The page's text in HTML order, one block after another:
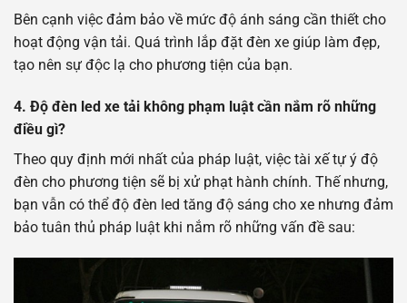
Bên cạnh việc đảm bảo về mức độ ánh sáng cần thiết cho
hoạt động vận tải. Quá trình lắp đặt đèn xe giúp làm đẹp,
tạo nên sự độc lạ cho phương tiện của bạn.
4. Độ đèn led xe tải không phạm luật cần nắm rõ những
điều gì?
Theo quy định mới nhất của pháp luật, việc tài xế tự ý độ
đèn cho phương tiện sẽ bị xử phạt hành chính. Thế nhưng,
bạn vẫn có thể độ đèn led tăng độ sáng cho xe nhưng đảm
bảo tuân thủ pháp luật khi nắm rõ những vấn đề sau: